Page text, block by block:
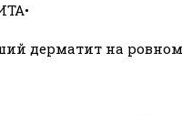
дерматит на